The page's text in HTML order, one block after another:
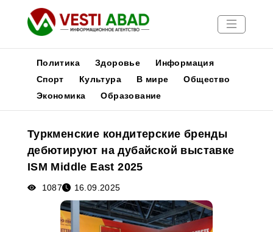
Новости
Медиа
Афиша
Политика Здоровье
Информация
Спорт
Культура В мире
Общество
Экономика
Образование
Туркменские кондитерские бренды
дебютируют на дубайской выставке
ISM Middle East 2025
1087 16.09.2025